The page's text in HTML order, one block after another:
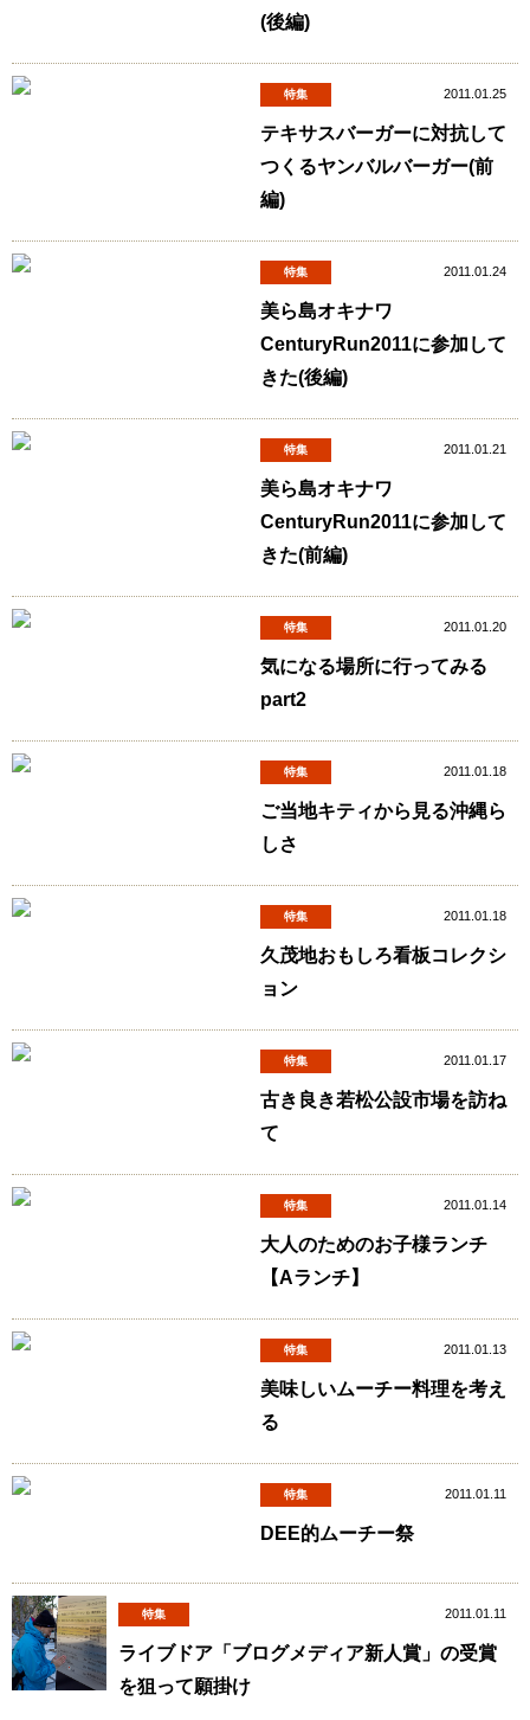
(後編)
特集 2011.01.25
テキサスバーガーに対抗して
つくるヤンバルバーガー(前
編)
特集 2011.01.24
美ら島オキナワ
CenturyRun2011に参加して
きた(後編)
特集 2011.01.21
美ら島オキナワ
CenturyRun2011に参加して
きた(前編)
特集 2011.01.20
気になる場所に行ってみる
part2
特集 2011.01.18
ご当地キティから見る沖縄ら
しさ
特集 2011.01.18
久茂地おもしろ看板コレクシ
ョン
特集 2011.01.17
古き良き若松公設市場を訪ね
て
特集 2011.01.14
大人のためのお子様ランチ
【Aランチ】
特集 2011.01.13
美味しいムーチー料理を考え
る
特集 2011.01.11
DEE的ムーチー祭
特集 2011.01.11
ライブドア「ブログメディア新人賞」の受賞
を狙って願掛け